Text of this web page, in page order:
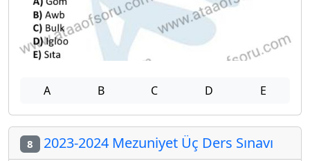
A B C D E
8 2023-2024 Mezuniyet Üç Ders Sınavı